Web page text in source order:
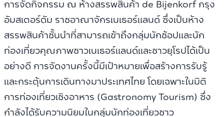
การจัดกิจกรรม ณ ห้างสรรพสินค้า de Bijenkorf กรุง
อัมสเตอร์ดัม ราชอาณาจักรเนเธอร์แลนด์ ซึ่งเป็นห้าง
สรรพสินค้าชั้นนำที่สามารถเข้าถึงกลุ่มนักช้อปและนัก
ท่องเที่ยวคุณภาพชาวเนเธอร์แลนด์และชาวยุโรปได้เป็น
อย่างดี การจัดงานครั้งนี้มีเป้าหมายเพื่อสร้างการรับรู้
และกระตุ้นการเดินทางมาประเทศไทย โดยเฉพาะในมิติ
การท่องเที่ยวเชิงอาหาร (Gastronomy Tourism) ซึ่ง
กำลังได้รับความนิยมในกลุ่มนักท่องเที่ยวชาว